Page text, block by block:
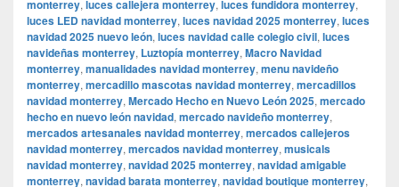
monterrey, luces callejera monterrey, luces fundidora monterrey,
luces LED navidad monterrey, luces navidad 2025 monterrey, luces
navidad 2025 nuevo león, luces navidad calle colegio civil, luces
navideñas monterrey, Luztopía monterrey, Macro Navidad
monterrey, manualidades navidad monterrey, menu navideño
monterrey, mercadillo mascotas navidad monterrey, mercadillos
navidad monterrey, Mercado Hecho en Nuevo León 2025, mercado
hecho en nuevo león navidad, mercado navideño monterrey,
mercados artesanales navidad monterrey, mercados callejeros
navidad monterrey, mercados navidad monterrey, musicals
navidad monterrey, navidad 2025 monterrey, navidad amigable
monterrey, navidad barata monterrey, navidad boutique monterrey,